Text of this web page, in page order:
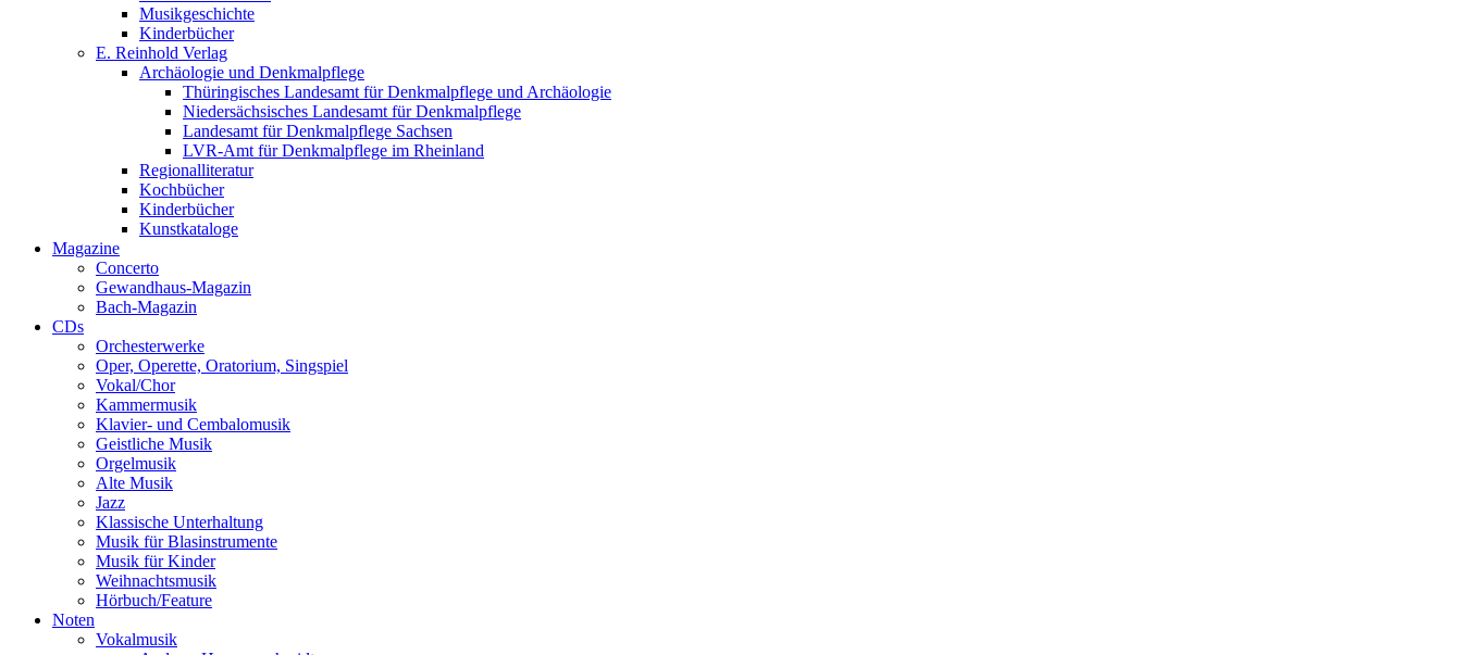
Musikgeschichte
Kinderbücher
E. Reinhold Verlag
Archäologie und Denkmalpflege
Thüringisches Landesamt für Denkmalpflege und Archäologie
Niedersächsisches Landesamt für Denkmalpflege
Landesamt für Denkmalpflege Sachsen
LVR-Amt für Denkmalpflege im Rheinland
Regionalliteratur
Kochbücher
Kinderbücher
Kunstkataloge
Magazine
Concerto
Gewandhaus-Magazin
Bach-Magazin
CDs
Orchesterwerke
Oper, Operette, Oratorium, Singspiel
Vokal/Chor
Kammermusik
Klavier- und Cembalomusik
Geistliche Musik
Orgelmusik
Alte Musik
Jazz
Klassische Unterhaltung
Musik für Blasinstrumente
Musik für Kinder
Weihnachtsmusik
Hörbuch/Feature
Noten
Vokalmusik